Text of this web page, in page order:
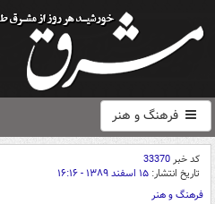
فرهنگ و هنر
کد خبر33370
تاریخ انتشار: ۱۵ اسفند ۱۳۸۹ - ۱۶:۱۶
فرهنگ و هنر